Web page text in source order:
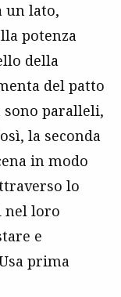
un lato,
potenza
della
del patto
sono paralleli,
la seconda
in modo
lo
nel loro
e
prima